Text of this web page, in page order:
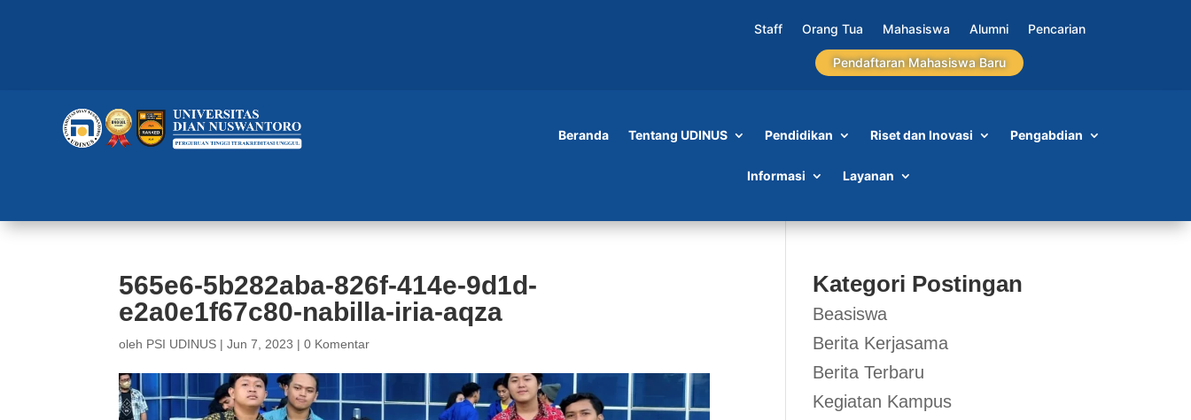
Staff Orang Tua Mahasiswa Alumni Pencarian
Pendaftaran Mahasiswa Baru
Beranda Tentang UDINUS Pendidikan Riset dan Inovasi Pengabdian
Informasi Layanan
565e6-5b282aba-826f-414e-9d1d-
e2a0e1f67c80-nabilla-iria-aqza
oleh PSI UDINUS |Jun 7, 2023 |0 Komentar
Kategori Postingan
Beasiswa
Berita Kerjasama
Berita Terbaru
Kegiatan Kampus